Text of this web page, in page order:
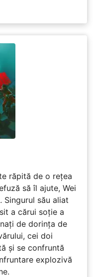
răpită de o rețea
să îl ajute, Wei
Singurul său aliat
a cărui soție a
de dorința de
cei doi
și se confruntă
explozivă